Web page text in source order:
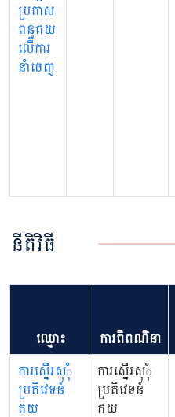
ប្រកាស
ពន្ធគយ
លើការ
នាំចេញ
នីតិវិធី
ឈ្មោះ ការពិពណ៌នា
ការស្នើរសុុំ
ប្រតិវេទន៍
គយ
ការស្នើរសុុំ
ប្រតិវេទន៍
គយ